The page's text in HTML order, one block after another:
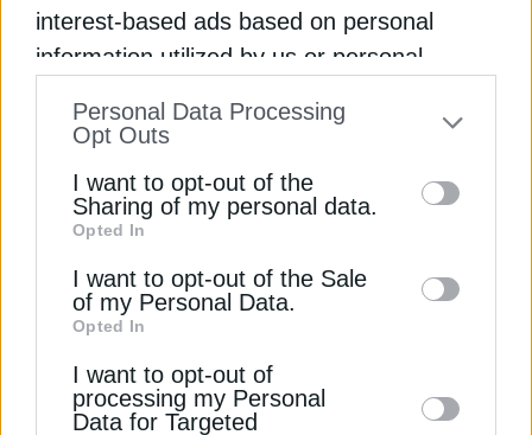
interest-based ads based on personal
information utilized by us or personal
to your opt-out. You may separately opt-out
information by third parties on the IAB’s list
of downstream participants. This
information may also be disclosed by us to
third parties on theIAB’s List of
Downstream Participants
disclose it to other third parties.
Personal Data Processing
Opt Outs
I want to opt-out of the
Sharing of my personal data.
Opted In
I want to opt-out of the Sale
of my Personal Data.
Opted In
I want to opt-out of
processing my Personal
Data for Targeted
Ιδιαίτερη σημασία έδωσε στη διμερή σχέση ΗΠΑ–
Ελλάδας, κάνοντας λόγο για «ισχυρότερη από
ποτέ συνεργασία», η οποία εκτείνεται από την
άμυνα έως την ενέργεια. Όπως ανέφερε,
αμερικανικές εταιρείες επενδύουν δισεκατομμύρια
δολάρια στην περιοχή, δημιουργώντας θέσεις
εργασίας, ενισχύοντας την οικονομική ανάπτυξη
και συμβάλλοντας σε ένα πιο ασφαλές και
διαφοροποιημένο ενεργειακό σύστημα.
Στο ίδιο πλαίσιο, ανέδειξε τη στρατηγική
κατεύθυνση των ΗΠΑ για «ενεργειακή κυριαρχία»,
τονίζοντας ότι αυτή δεν αφορά μόνο την
αμερικανική οικονομία, αλλά και τη στήριξη των
Εγγραφή στο Newsletter
την Πολιτική Απορρήτου